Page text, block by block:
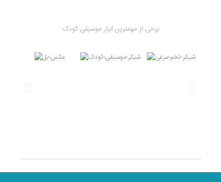
برخی از مهمترین ابزار موسیقی کودک